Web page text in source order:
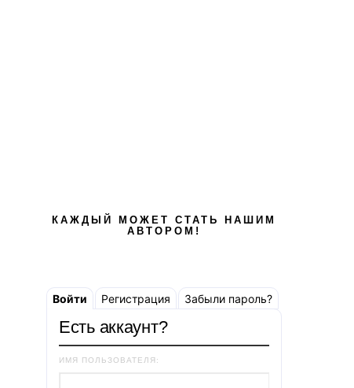
КАЖДЫЙ МОЖЕТ СТАТЬ НАШИМ
АВТОРОМ!
Войти Регистрация Забыли пароль?
Есть аккаунт?
ИМЯ ПОЛЬЗОВАТЕЛЯ: